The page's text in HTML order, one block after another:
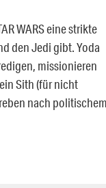
WARS eine strikte
den Jedi gibt. Yoda
missionieren
Sith (für nicht
nach